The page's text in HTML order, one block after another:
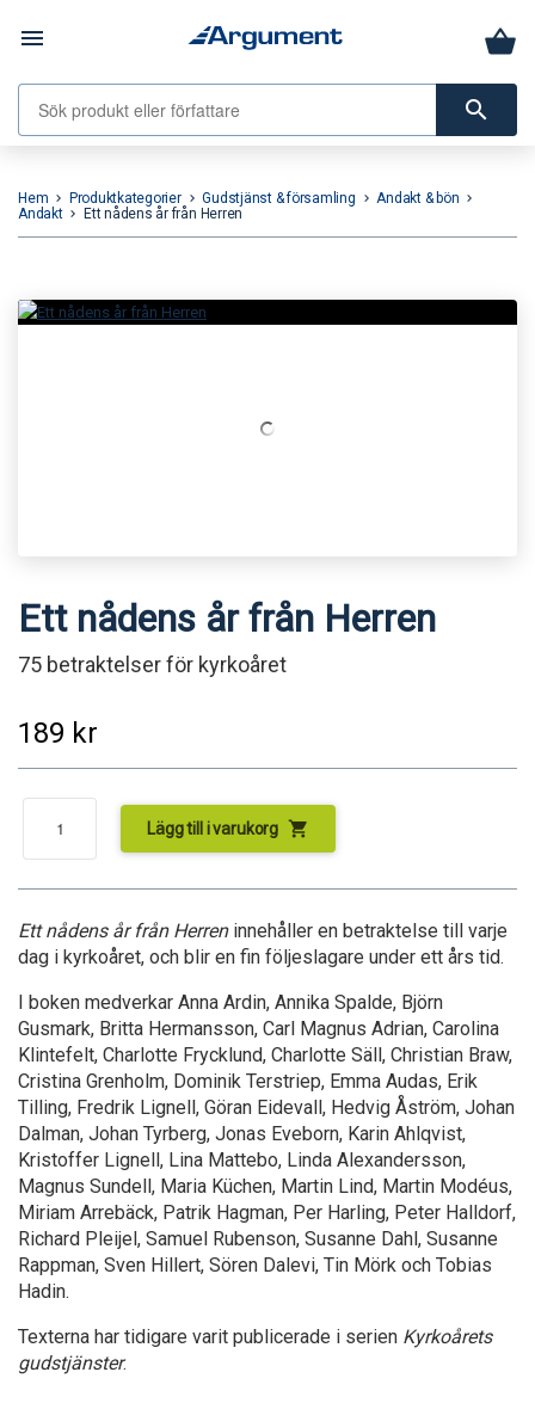
menu
search
Hem keyboard_arrow_right Produktkategorier keyboard_arrow_right Gudstjänst & församling keyboard_arrow_right Andakt & bön keyboard_arrow_right
Andakt keyboard_arrow_right Ett nådens år från Herren
Ett nådens år från Herren
75 betraktelser för kyrkoåret
189 kr
Lägg till i varukorg shopping_cart
Ett nådens år från Herreninnehåller en betraktelse till varje
dag i kyrkoåret, och blir en fin följeslagare under ett års tid.
I boken medverkar Anna Ardin, Annika Spalde, Björn
Gusmark, Britta Hermansson, Carl Magnus Adrian, Carolina
Klintefelt, Charlotte Frycklund, Charlotte Säll, Christian Braw,
Cristina Grenholm, Dominik Terstriep, Emma Audas, Erik
Tilling, Fredrik Lignell, Göran Eidevall, Hedvig Åström, Johan
Dalman, Johan Tyrberg, Jonas Eveborn, Karin Ahlqvist,
Kristoffer Lignell, Lina Mattebo, Linda Alexandersson,
Magnus Sundell, Maria Küchen, Martin Lind, Martin Modéus,
Miriam Arrebäck, Patrik Hagman, Per Harling, Peter Halldorf,
Richard Pleijel, Samuel Rubenson, Susanne Dahl, Susanne
Rappman, Sven Hillert, Sören Dalevi, Tin Mörk och Tobias
Hadin.
Texterna har tidigare varit publicerade i serien Kyrkoårets
gudstjänster.